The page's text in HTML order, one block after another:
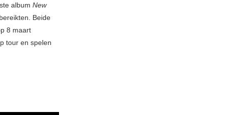
album New
Beide
8 maart
tour en spelen